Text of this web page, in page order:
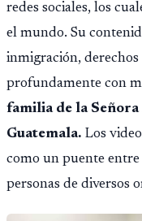
redes sociales, los
el mundo. Su
inmigración,
profundamente con
familia de la
Guatemala. Los
como un puente
personas de diversos